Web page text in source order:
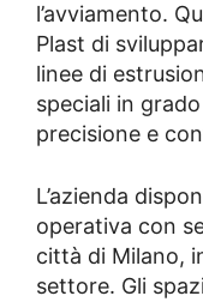
l’avviamento.
Plast di
linee di
speciali in
precisione e
L’azienda
operativa con
città di Milano,
settore. Gli